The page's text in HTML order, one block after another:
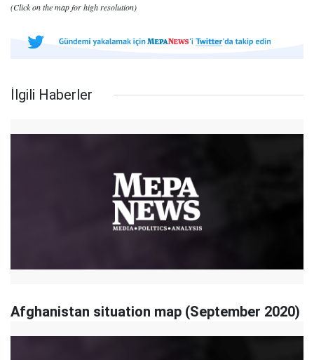
(Click on the map for high resolution)
İlgili Haberler
Afghanistan situation map (September 2020)